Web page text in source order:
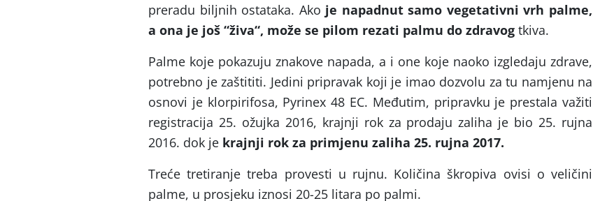
preradu biljnih ostataka. Ako je napadnut samo vegetativni vrh palme,
a ona je još “živa“, može se pilom rezati palmu do zdravog tkiva.
Palme koje pokazuju znakove napada, a i one koje naoko izgledaju zdrave,
potrebno je zaštititi. Jedini pripravak koji je imao dozvolu za tu namjenu na
osnovi je klorpirifosa, Pyrinex 48 EC. Međutim, pripravku je prestala važiti
registracija 25. ožujka 2016, krajnji rok za prodaju zaliha je bio 25. rujna
2016. dok je krajnji rok za primjenu zaliha 25. rujna 2017.
Treće tretiranje treba provesti u rujnu. Količina škropiva ovisi o veličini
palme, u prosjeku iznosi 20-25 litara po palmi.